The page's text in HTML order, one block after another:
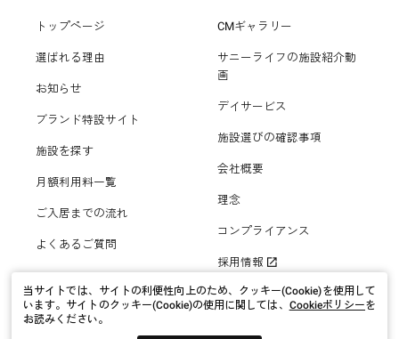
トップページ
選ばれる理由
お知らせ
ブランド特設サイト
施設を探す
月額利用料一覧
ご入居までの流れ
よくあるご質問
CMギャラリー
サニーライフの施設紹介動
画
デイサービス
施設選びの確認事項
会社概要
理念
コンプライアンス
採用情報
当サイトでは、サイトの利便性向上のため、クッキー(Cookie)を使用して
います。 サイトのクッキー(Cookie)の使用に関しては、 Cookieポリシーを
お読みください。